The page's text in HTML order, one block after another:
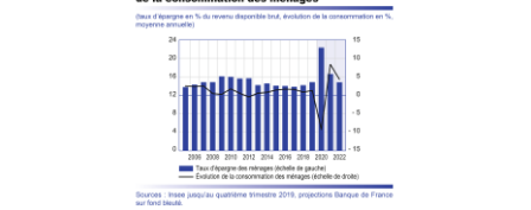
20 % au premier trimestre et atteindre un pic
de l’ordre de 30 % au deuxième trimestre,
contre environ 15 % en moyenne sur l’année